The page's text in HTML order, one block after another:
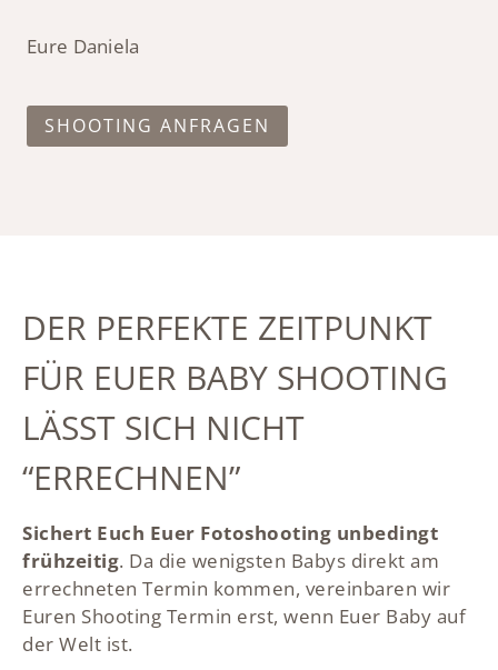
Eure Daniela
SHOOTING ANFRAGEN
DER PERFEKTE ZEITPUNKT
FÜR EUER BABY SHOOTING
LÄSST SICH NICHT
“ERRECHNEN”
Sichert Euch Euer Fotoshooting unbedingt
frühzeitig. Da die wenigsten Babys direkt am
errechneten Termin kommen, vereinbaren wir
Euren Shooting Termin erst, wenn Euer Baby auf
der Welt ist.